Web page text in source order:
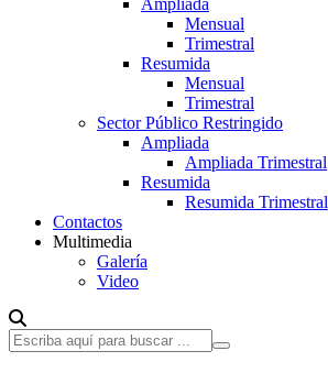
Ampliada
Mensual
Trimestral
Resumida
Mensual
Trimestral
Sector Público Restringido
Ampliada
Ampliada Trimestral
Resumida
Resumida Trimestral
Contactos
Multimedia
Galería
Video